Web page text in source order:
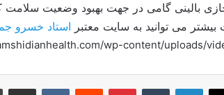
بالینی گامی در جهت بهبود وضعیت سلامت
می توانید به سایت معتبر استاد خسرو
لینکدین ‫پین‌ترست ‫رددیت اشتراک گذاری از طریق ایمیل